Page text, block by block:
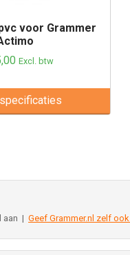
voor Grammer
Excl. btw
aan | Geef Grammer.nl zelf